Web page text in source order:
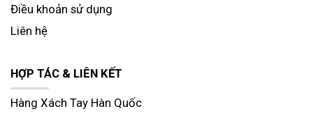
Điều khoản sử dụng
Liên hệ
HỢP TÁC & LIÊN KẾT
Hàng Xách Tay Hàn Quốc